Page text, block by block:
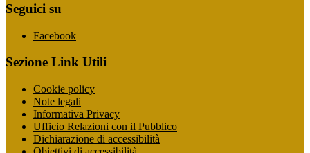
Seguici su
Facebook
Sezione Link Utili
Cookie policy
Note legali
Informativa Privacy
Ufficio Relazioni con il Pubblico
Dichiarazione di accessibilità